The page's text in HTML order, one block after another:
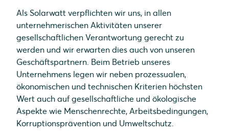
Als Solarwatt verpflichten wir uns, in allen
unternehmerischen Aktivitäten unserer
gesellschaftlichen Verantwortung gerecht zu
werden und wir erwarten dies auch von unseren
Geschäftspartnern. Beim Betrieb unseres
Unternehmens legen wir neben prozessualen,
ökonomischen und technischen Kriterien höchsten
Wert auch auf gesellschaftliche und ökologische
Aspekte wie Menschenrechte, Arbeitsbedingungen,
Korruptionsprävention und Umweltschutz.